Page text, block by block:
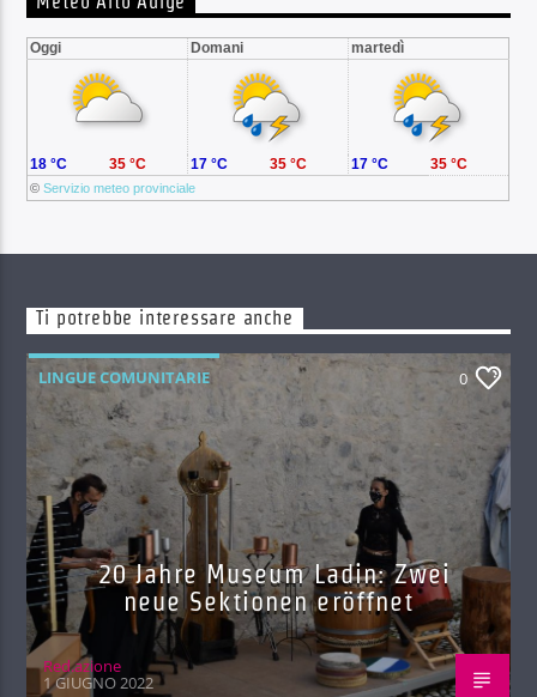
Oggi Domani martedì
©Servizio meteo provinciale
18 °C 35 °C 17 °C 35 °C 17 °C 35 °C
Ti potrebbe interessare anche
LINGUE COMUNITARIE 0
20 Jahre Museum Ladin: Zwei
neue Sektionen eröffnet
Red.azione
1 GIUGNO 2022